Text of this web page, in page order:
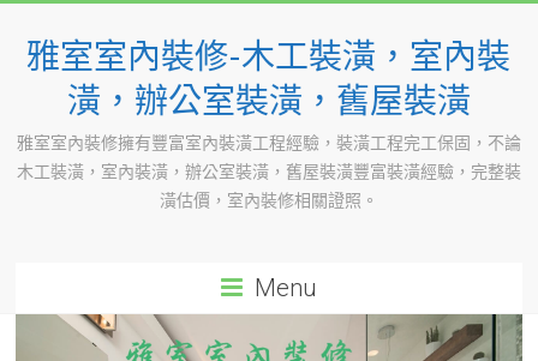
content
雅室室內裝修-木工裝潢，室內裝
潢，辦公室裝潢，舊屋裝潢
雅室室內裝修擁有豐富室內裝潢工程經驗，裝潢工程完工保固，不論
木工裝潢，室內裝潢，辦公室裝潢，舊屋裝潢豐富裝潢經驗，完整裝
潢估價，室內裝修相關證照。
Menu